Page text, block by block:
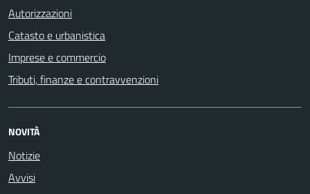
Autorizzazioni
Catasto e urbanistica
Imprese e commercio
Tributi, finanze e contravvenzioni
NOVITÀ
Notizie
Avvisi